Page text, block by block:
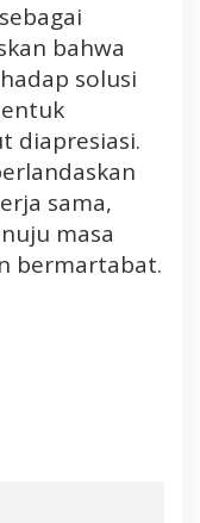
bahwa
solusi
diapresiasi.
sama,
masa
bermartabat.